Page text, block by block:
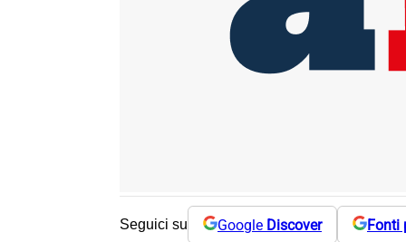
Seguici su Google Discover Fonti